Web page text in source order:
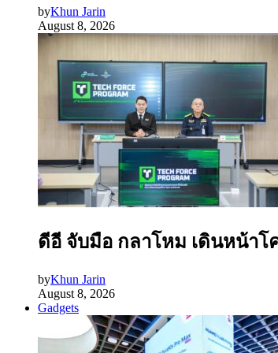
byKhun Jarin
August 8, 2026
ดีอี จับมือ กลาโหม เดินหน้าโ
byKhun Jarin
August 8, 2026
Gadgets